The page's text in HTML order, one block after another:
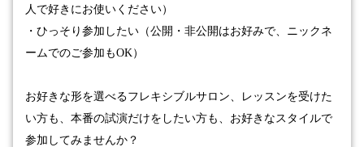
人で好きにお使いください）
・ひっそり参加したい（公開・非公開はお好みで、ニックネ
ームでのご参加もOK）
お好きな形を選べるフレキシブルサロン、レッスンを受けた
い方も、本番の試演だけをしたい方も、お好きなスタイルで
参加してみませんか？